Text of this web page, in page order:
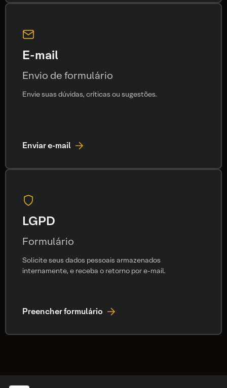
E-mail
Envio de formulário
Envie suas dúvidas, críticas ou sugestões.
Enviar e-mail
LGPD
Formulário
Solicite seus dados pessoais armazenados
internamente, e receba o retorno por e-mail.
Preencher formulário